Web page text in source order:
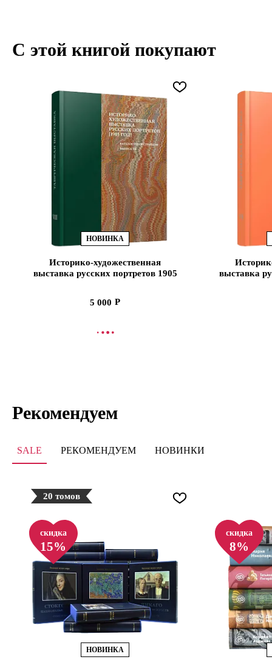
С этой книгой покупают
НОВИНКА
Историко-художественная
выставка русских портретов 1905
5 000
В КОРЗИНУ
выставка
Рекомендуем
SALE РЕКОМЕНДУЕМ НОВИНКИ
20 томов
скидка
15%
НОВИНКА
скидка
8%